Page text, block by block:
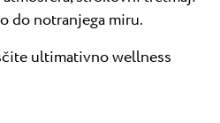
do notranjega miru.
ultimativno wellness